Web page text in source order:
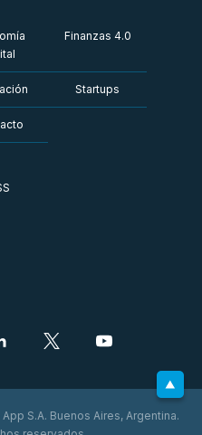
Finanzas 4.0
Startups
S.A. Buenos Aires, Argentina.